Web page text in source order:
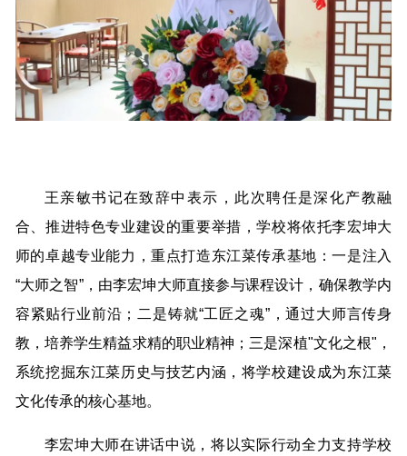
王亲敏书记在致辞中表示，此次聘任是深化产教融
合、推进特色专业建设的重要举措，学校将依托李宏坤大
师的卓越专业能力，重点打造东江菜传承基地：一是注入
“大师之智”，由李宏坤大师直接参与课程设计，确保教学内
容紧贴行业前沿；二是铸就“工匠之魂”，通过大师言传身
教，培养学生精益求精的职业精神；三是深植"文化之根"，
系统挖掘东江菜历史与技艺内涵，将学校建设成为东江菜
文化传承的核心基地。
李宏坤大师在讲话中说，将以实际行动全力支持学校